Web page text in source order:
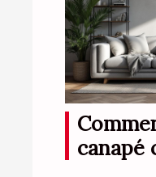
canapé